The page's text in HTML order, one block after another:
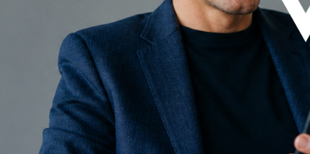
Broker-Vergleich
Zinsvergleich
Ratgeber
Steuern